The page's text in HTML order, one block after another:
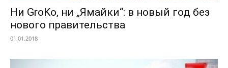
Ни GroKo, ни „Ямайки“: в новый год без
нового правительства
01.01.2018